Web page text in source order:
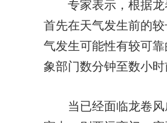
专家表示，根据龙卷
首先在天气发生前的
气发生可能性有较可
象部门数分钟至数小
当已经面临龙卷风